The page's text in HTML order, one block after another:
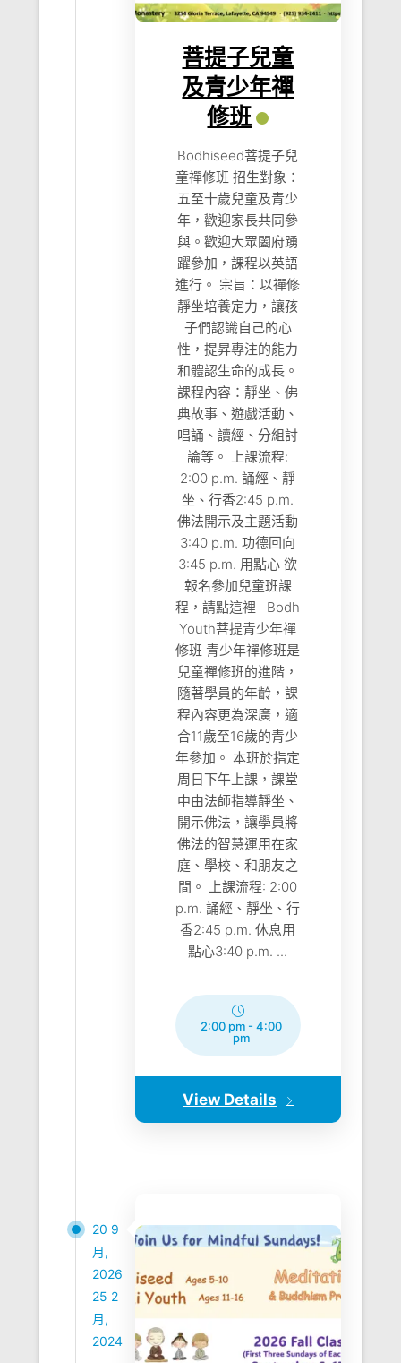
菩提子兒童
及青少年禪
修班
Bodhiseed菩提子兒
童禪修班 招生對象：
五至十歲兒童及青少
年，歡迎家長共同參
與。歡迎大眾闔府踴
躍參加，課程以英語
進行。 宗旨：以禪修
靜坐培養定力，讓孩
子們認識自己的心
性，提昇專注的能力
和體認生命的成長。
課程內容：靜坐、佛
典故事、遊戲活動、
唱誦、讀經、分組討
論等。 上課流程:
2:00 p.m. 誦經、靜
坐、行香2:45 p.m.
佛法開示及主題活動
3:40 p.m. 功德回向
3:45 p.m. 用點心 欲
報名參加兒童班課
程，請點這裡 Bodh
Youth菩提青少年禪
修班 青少年禪修班是
兒童禪修班的進階，
隨著學員的年齡，課
程內容更為深廣，適
合11歲至16歲的青少
年參加。 本班於指定
周日下午上課，課堂
中由法師指導靜坐、
開示佛法，讓學員將
佛法的智慧運用在家
庭、學校、和朋友之
間。 上課流程: 2:00
p.m. 誦經、靜坐、行
香2:45 p.m. 休息用
點心3:40 p.m. ...
2:00 pm- 4:00
pm
View Details
20 9
月,
2026
25 2
月,
2024